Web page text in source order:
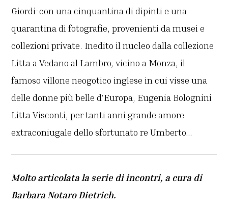
Giordi-con una cinquantina di dipinti e una
quarantina di fotografie, provenienti da musei e
collezioni private. Inedito il nucleo dalla collezione
Litta a Vedano al Lambro, vicino a Monza, il
famoso villone neogotico inglese in cui visse una
delle donne più belle d’Europa, Eugenia Bolognini
Litta Visconti, per tanti anni grande amore
extraconiugale dello sfortunato re Umberto…
Molto articolata la serie di incontri, a cura di
Barbara Notaro Dietrich.